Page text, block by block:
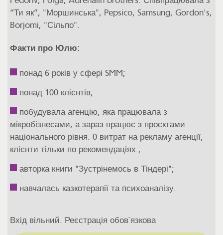
“Ти як”, "Моршинська", Pepsico, Samsung, Gordon's,
Borjomi, "Сільпо".
Факти про Юлю:
понад 6 років у сфері SMM;
понад 100 клієнтів;
побудувала агенцію, яка працювала з
мікробізнесами, а зараз працює з проєктами
національного рівня. 0 витрат на рекламу агенції,
клієнти тільки по рекомендаціях.;
авторка книги "Зустрінемось в Тіндері";
навчалась казкотерапії та психоаналізу.
Вхід вільний. Реєстрація обов`язкова